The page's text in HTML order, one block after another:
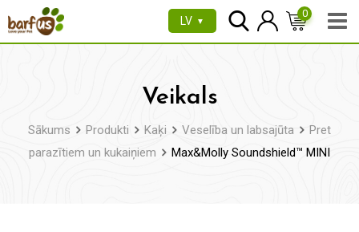
uz
LV ▼
0
Veikals
Sākums Produkti Kaķi Veselība un labsajūta
Pret
parazītiem un kukaiņiem
Max&Molly Soundshield™ MINI